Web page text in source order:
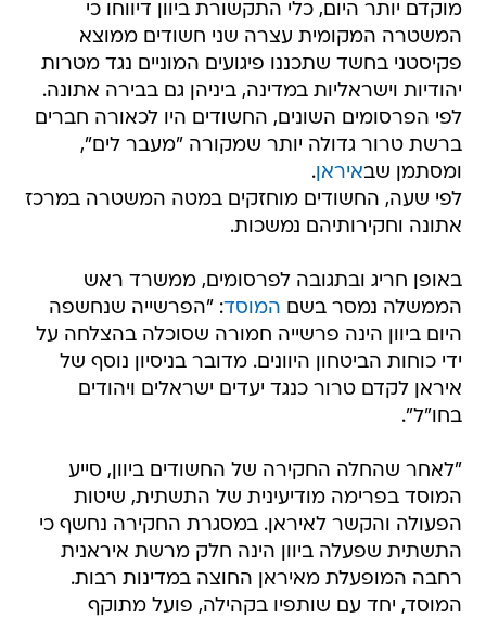
מוקדם יותר היום, כלי התקשורת ביוון דיווחו כי
המשטרה המקומית עצרה שני חשודים ממוצא
פקיסטני בחשד שתכננו פיגועים המוניים נגד מטרות
יהודיות וישראליות במדינה, ביניהן גם בבירה אתונה.
לפי הפרסומים השונים, החשודים היו לכאורה חברים
ברשת טרור גדולה יותר שמקורה "מעבר לים",
ומסתמן שבאיראן.
לפי שעה, החשודים מוחזקים במטה המשטרה במרכז
אתונה וחקירותיהם נמשכות.
באופן חריג ובתגובה לפרסומים, ממשרד ראש
הממשלה נמסר בשם המוסד: "הפרשייה שנחשפה
היום ביוון הינה פרשייה חמורה שסוכלה בהצלחה על
ידי כוחות הביטחון היוונים. מדובר בניסיון נוסף של
איראן לקדם טרור כנגד יעדים ישראלים ויהודים
בחו"ל".
"לאחר שהחלה החקירה של החשודים ביוון, סייע
המוסד בפרימה מודיעינית של התשתית, שיטות
הפעולה והקשר לאיראן. במסגרת החקירה נחשף כי
התשתית שפעלה ביוון הינה חלק מרשת איראנית
רחבה המופעלת מאיראן החוצה במדינות רבות.
המוסד, יחד עם שותפיו בקהילה, פועל מתוקף